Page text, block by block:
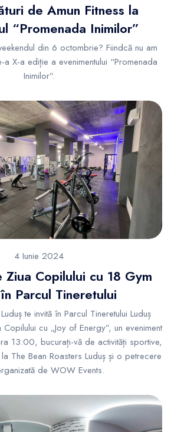
de Amun Fitness la
“Promenada Inimilor”
din 6 octombrie? Fiindcă nu am
X-a ediție a evenimentului “Promenada
Inimilor”.
4 Iunie 2024
Ziua Copilului cu 18 Gym
Parcul Tineretului
te invită în Parcul Tineretului Luduș
cu „Joy of Energy”, un eveniment
13:00, bucurați-vă de activități sportive,
The Bean Roasters Luduș și o petrecere
de WOW Events.